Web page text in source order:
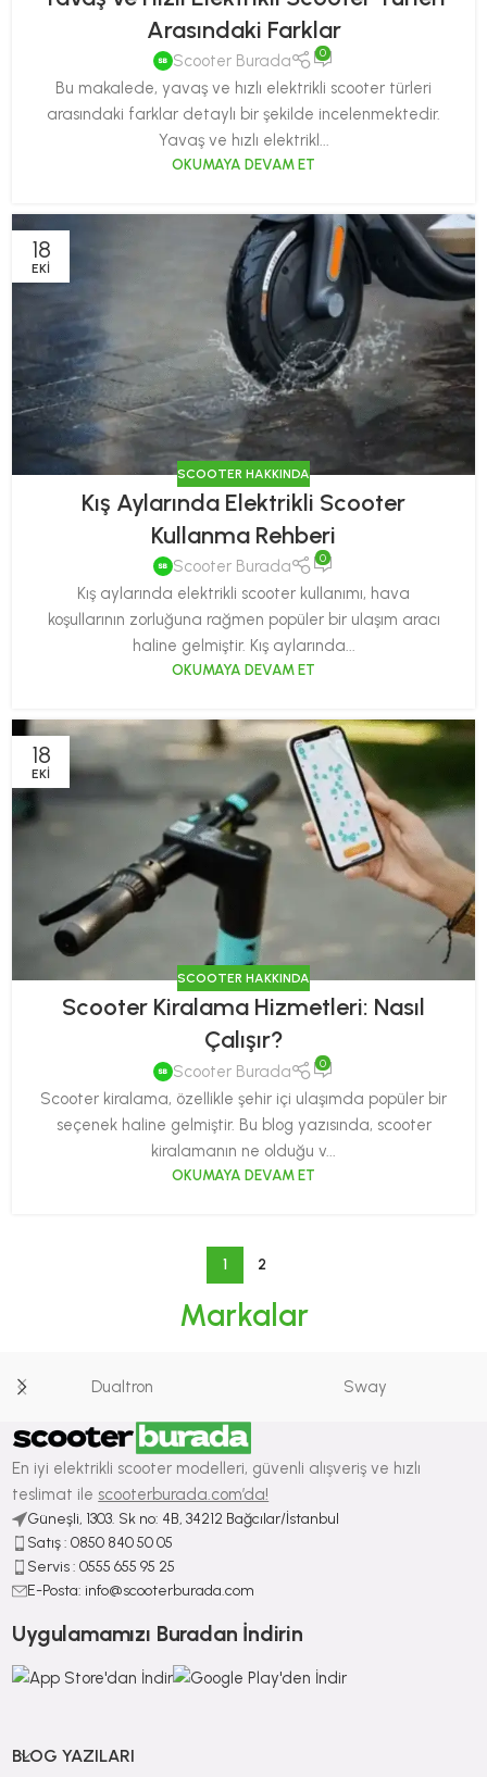
Arasındaki Farklar
Scooter Burada 0
Bu makalede, yavaş ve hızlı elektrikli scooter türleri
arasındaki farklar detaylı bir şekilde incelenmektedir.
Yavaş ve hızlı elektrikl...
OKUMAYA DEVAM ET
18
EKI
SCOOTER HAKKINDA
Kış Aylarında Elektrikli Scooter
Kullanma Rehberi
Scooter Burada 0
Kış aylarında elektrikli scooter kullanımı, hava
koşullarının zorluğuna rağmen popüler bir ulaşım aracı
haline gelmiştir. Kış aylarında...
OKUMAYA DEVAM ET
18
EKI
SCOOTER HAKKINDA
Scooter Kiralama Hizmetleri: Nasıl
Çalışır?
Scooter Burada 0
Scooter kiralama, özellikle şehir içi ulaşımda popüler bir
seçenek haline gelmiştir. Bu blog yazısında, scooter
kiralamanın ne olduğu v...
OKUMAYA DEVAM ET
1 2
Markalar
Dualtron Sway
En iyi elektrikli scooter modelleri, güvenli alışveriş ve hızlı
teslimat ile scooterburada.com’da!
Güneşli, 1303. Sk no: 4B, 34212 Bağcılar/İstanbul
Satış : ⁠0850 840 50 05
Servis : 0555 655 95 25
E-Posta: info@scooterburada.com
Uygulamamızı Buradan İndirin
BLOG YAZILARI